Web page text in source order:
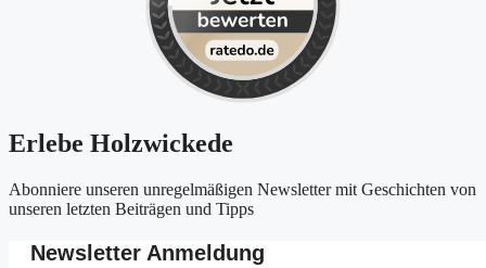
Erlebe Holzwickede
Abonniere unseren unregelmäßigen Newsletter mit Geschichten von
unseren letzten Beiträgen und Tipps
Newsletter Anmeldung